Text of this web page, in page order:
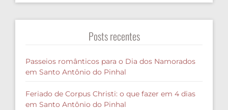
Posts recentes
Passeios românticos para o Dia dos Namorados
em Santo Antônio do Pinhal
Feriado de Corpus Christi: o que fazer em 4 dias
em Santo Antônio do Pinhal